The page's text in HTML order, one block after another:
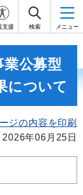
支援 検索 メニュー
公募型
について
ジの内容を印刷
年06月25日